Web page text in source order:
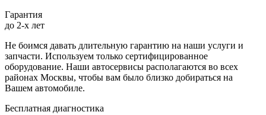
Гарантия
до 2-х лет
Не боимся давать длительную гарантию на наши услуги и
запчасти. Используем только сертифицированное
оборудование. Наши автосервисы располагаются во всех
районах Москвы, чтобы вам было близко добираться на
Вашем автомобиле.
Бесплатная диагностика